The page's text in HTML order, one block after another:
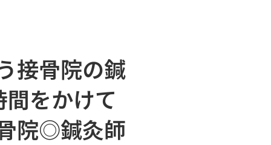
接骨院の鍼
をかけて
院◎鍼灸師